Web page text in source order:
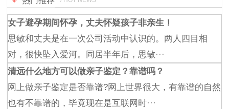
女子避孕期间怀孕，丈夫怀疑孩子非亲生！
思敏和丈夫是在一次公司活动中认识的。两人四目相
对，很快坠入爱河。同居半年后，思敏···
清远什么地方可以做亲子鉴定？靠谱吗？
网上做亲子鉴定是否靠谱?网上世界很大，有靠谱的自然
也有不靠谱的，毕竟现在是互联网时···